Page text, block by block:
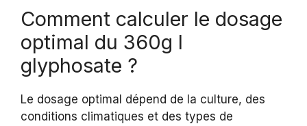
Comment calculer le dosage
optimal du 360g l
glyphosate ?
Le dosage optimal dépend de la culture, des
conditions climatiques et des types de